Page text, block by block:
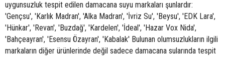
uygunsuzluk tespit edilen damacana suyu markaları şunlardır:
'Gençsu', 'Karlık Madran', 'Alka Madran', 'İvriz Su', 'Beysu', 'EDK Lara',
'Hünkar', 'Revan', 'Buzdağ', 'Kardelen', 'İdeal', 'Hazar Vox Nida',
'Bahçeayran', 'Esensu Özayran', 'Kabalak' Bulunan olumsuzlukların ilgili
markaların diğer ürünlerinde değil sadece damacana sularında tespit